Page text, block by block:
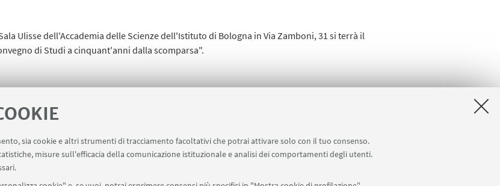
sia cookie e altri strumenti di tracciamento facoltativi che potrai attivare solo con il tuo consenso.
misure sull'efficacia della comunicazione istituzionale e analisi dei comportamenti degli utenti.
Ulisse dell'Accademia delle Scienze dell'Istituto di Bologna in Via Zamboni, 31 si terrà il
di Studi a cinquant'anni dalla scomparsa".
profilo di un Maestro"